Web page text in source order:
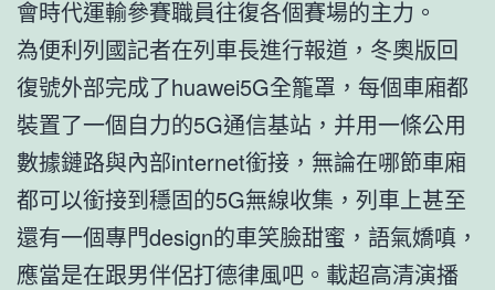
會時代運輸參賽職員往復各個賽場的主力。
為便利列國記者在列車長進行報道，冬奧版回
復號外部完成了huawei5G全籠罩，每個車廂都
裝置了一個自力的5G通信基站，并用一條公用
數據鏈路與內部internet銜接，無論在哪節車廂
都可以銜接到穩固的5G無線收集，列車上甚至
還有一個專門design的車笑臉甜蜜，語氣嬌嗔，
應當是在跟男伴侶打德律風吧。載超高清演播